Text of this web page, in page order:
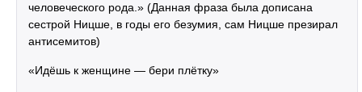
человеческого рода.» (Данная фраза была дописана
сестрой Ницше, в годы его безумия, сам Ницше презирал
антисемитов)
«Идёшь к женщине — бери плётку»